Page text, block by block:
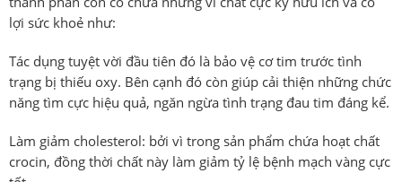
lợi sức khoẻ như:
Tác dụng tuyệt vời đầu tiên đó là bảo vệ cơ tim trước tình
trạng bị thiếu oxy. Bên cạnh đó còn giúp cải thiện những chức
năng tìm cực hiệu quả, ngăn ngừa tình trạng đau tim đáng kể.
Làm giảm cholesterol: bởi vì trong sản phẩm chứa hoạt chất
crocin, đồng thời chất này làm giảm tỷ lệ bệnh mạch vàng cực